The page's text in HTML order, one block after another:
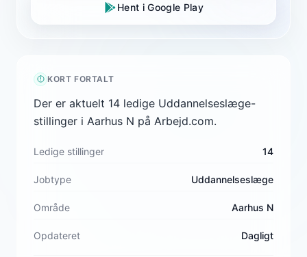
Hent i Google Play
KORT FORTALT
Der er aktuelt 14 ledige Uddannelseslæge-
stillinger i Aarhus N på Arbejd.com.
Ledige stillinger 14
Jobtype Uddannelseslæge
Område Aarhus N
Opdateret Dagligt